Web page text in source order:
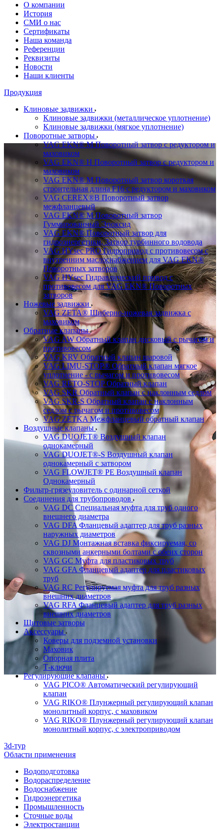
О компании
История
СМИ о нас
Cертификаты
Наша команда
Референции
Реквизиты
Новости
Наши клиенты
Продукция
Клиновые задвижки
Клиновые задвижки (металлическое уплотнение)
Клиновые задвижки (мягкое уплотнение)
Поворотные затворы
VAG EKN® M Поворотный затвор с редуктором и
маховиком
VAG EKN® H Поворотный затвор с редуктором и
маховиком
VAG EKN® M Поворотный затвор короткая
строительная длина F16 с редуктором и маховиком
VAG CEREX®B Поворотный затвор
межфланцевый
VAG EKN® M Поворотный затвор
Гуммированный Эпоксид
VAG EKN® Поворотный затвор для
гидроэнергетики, Затвор турбинного водовода
VAG HYsec PRO Гидропривод с противовесом с
внутренним маслоснабжением для VAG EKN®
Поворотных затворов
VAG HYsec Гидравлический привод с
противовесом для VAG EKN® Поворотных
затворов
Ножевые задвижки
VAG ZETA® Шиберно-ножевая задвижка с
маховиком
Обратные клапаны
VAG AW Обратный клапан дисковый с рычагом и
противовесом
VAG KRV Обратный клапан шаровой
VAG LIMU-STOP® Обратный клапан мягкое
уплотнение - с рычагом и противовесом
VAG RETO-STOP Обратный клапан
VAG SKR Обратный клапан с наклонным седлом
VAG SKR-S Обратный клапан с наклонным
седлом с рычагом и противовесом
VAG ZETKA Межфланцевый обратный клапан
Воздушные клапаны
VAG DUOJET® Воздушный клапан
однокамерный
VAG DUOJET®-S Воздушный клапан
однокамерный с затвором
VAG FLOWJET® PE Воздушный клапан
Однокамерный
Фильтр-грязеуловитель с одинарной сеткой
Соединения для трубопроводов
VAG DC Специальная муфта для труб одного
внешнего диаметра
VAG DFA Фланцевый адаптер для труб разных
наружных диаметров
VAG DJ Монтажная вставка фиксируемая, со
сквозными анкерными болтами с обеих сторон
VAG GC Муфта для пластиковых труб
VAG GFA Фланцевый адаптер для пластиковых
труб
VAG RC Регулируемая муфта для труб разных
внешних диаметров
VAG RFA Фланцевый адаптер для труб разных
внешних диаметров
Щитовые затворы
Аксессуары
Коверы для подземной установки
Маховик
Опорная плита
Т-ключи
Регулирующие клапаны
VAG PICO® Автоматический регулирующий
клапан
VAG RIKO® Плунжерный регулирующий клапан
монолитный корпус, с маховиком
VAG RIKO® Плунжерный регулирующий клапан
монолитный корпус, с электроприводом
3d-тур
Области применения
Водоподготовка
Водораспределение
Водоснабжение
Гидроэнергетика
Промышленность
Сточные воды
Электростанции